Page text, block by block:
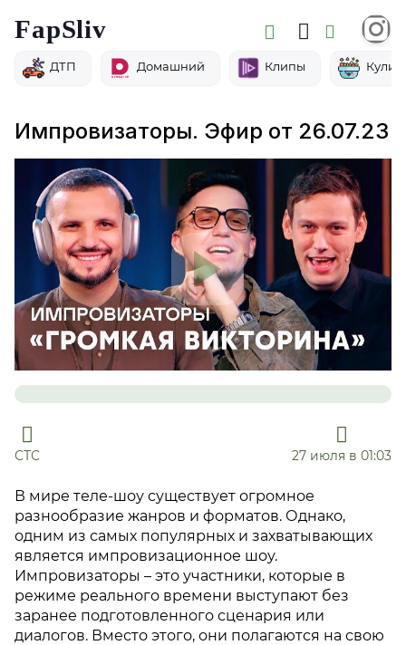
FapSliv
ДТП Домашний Клипы
Импровизаторы. Эфир от 26.07.23
СТС 27 июля в 01:03
В мире теле-шоу существует огромное
разнообразие жанров и форматов. Однако,
одним из самых популярных и захватывающих
является импровизационное шоу.
Импровизаторы – это участники, которые в
режиме реального времени выступают без
заранее подготовленного сценария или
диалогов. Вместо этого, они полагаются на свою